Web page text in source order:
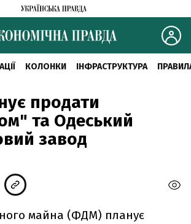
КОЛОНКИ ІНФРАСТРУКТУРА
продати
та Одеський
завод
майна (ФДМ) планує